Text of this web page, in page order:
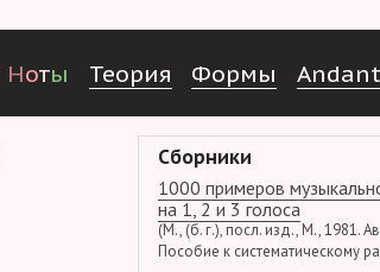
Ноты Теория Формы
Сборники
1000 примеров
на 1, 2 и 3 голоса
(М., (б. г.), посл. изд., М., 1981.
Пособие к систематическому